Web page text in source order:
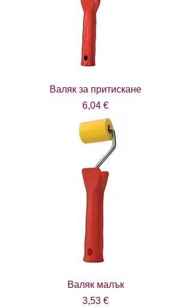
Валяк за притискане
Цена
6,04 €
Валяк малък
Цена
3,53 €